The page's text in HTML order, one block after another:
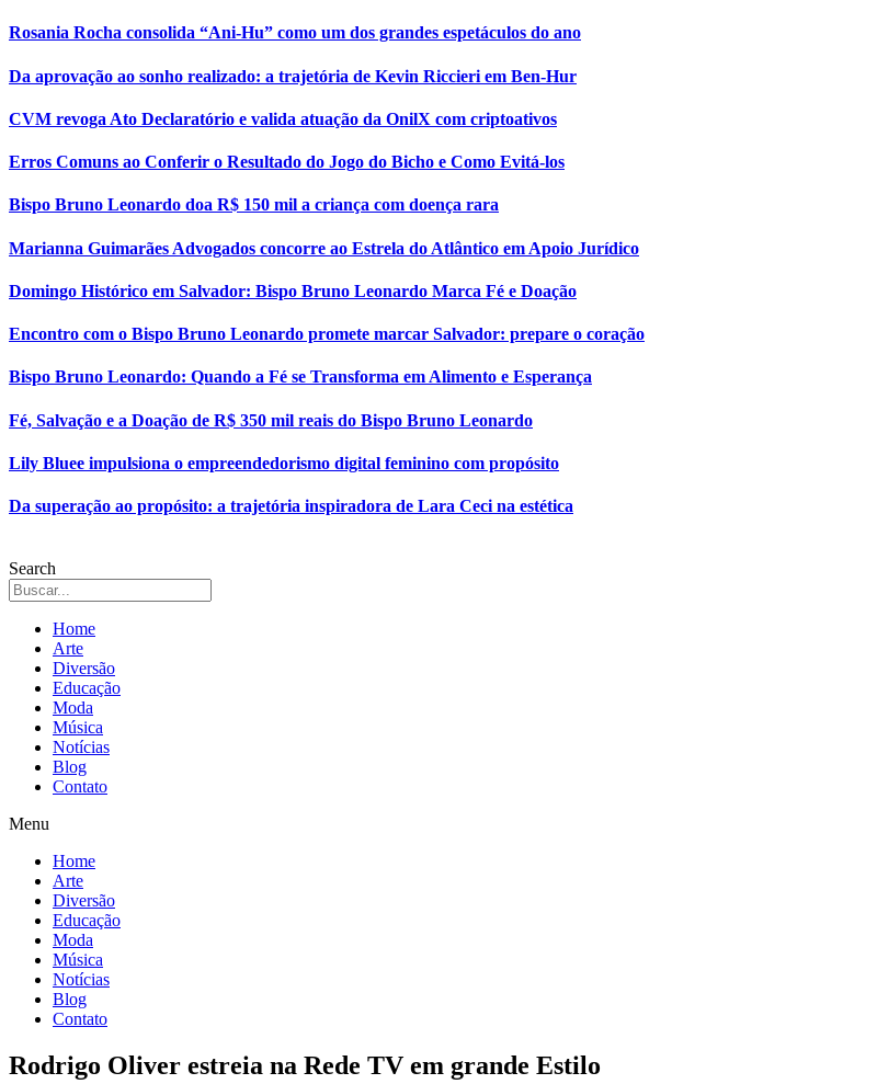
Rosania Rocha consolida “Ani-Hu” como um dos grandes espetáculos do ano
Da aprovação ao sonho realizado: a trajetória de Kevin Riccieri em Ben-Hur
CVM revoga Ato Declaratório e valida atuação da OnilX com criptoativos
Erros Comuns ao Conferir o Resultado do Jogo do Bicho e Como Evitá-los
Bispo Bruno Leonardo doa R$ 150 mil a criança com doença rara
Marianna Guimarães Advogados concorre ao Estrela do Atlântico em Apoio Jurídico
Domingo Histórico em Salvador: Bispo Bruno Leonardo Marca Fé e Doação
Encontro com o Bispo Bruno Leonardo promete marcar Salvador: prepare o coração
Bispo Bruno Leonardo: Quando a Fé se Transforma em Alimento e Esperança
Fé, Salvação e a Doação de R$ 350 mil reais do Bispo Bruno Leonardo
Lily Bluee impulsiona o empreendedorismo digital feminino com propósito
Da superação ao propósito: a trajetória inspiradora de Lara Ceci na estética
Search
Home
Arte
Diversão
Educação
Moda
Música
Notícias
Blog
Contato
Menu
Home
Arte
Diversão
Educação
Moda
Música
Notícias
Blog
Contato
Rodrigo Oliver estreia na Rede TV em grande Estilo